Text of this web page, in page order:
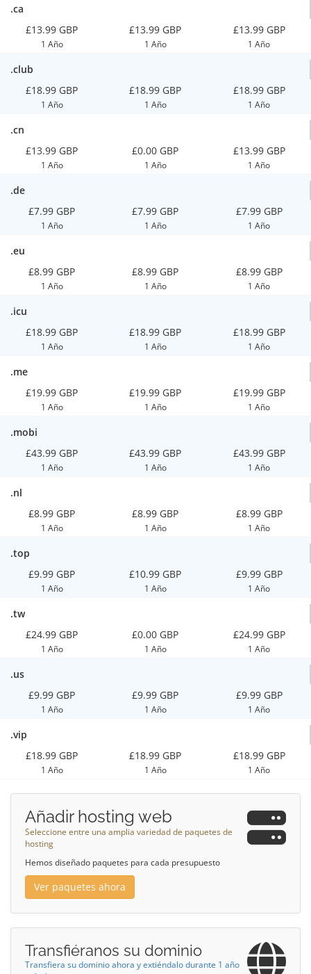
.ca
£13.99 GBP
1 Año
£13.99 GBP
1 Año
£13.99 GBP
1 Año
.club
£18.99 GBP
1 Año
£18.99 GBP
1 Año
£18.99 GBP
1 Año
.cn
£13.99 GBP
1 Año
£0.00 GBP
1 Año
£13.99 GBP
1 Año
.de
£7.99 GBP
1 Año
£7.99 GBP
1 Año
£7.99 GBP
1 Año
.eu
£8.99 GBP
1 Año
£8.99 GBP
1 Año
£8.99 GBP
1 Año
.icu
£18.99 GBP
1 Año
£18.99 GBP
1 Año
£18.99 GBP
1 Año
.me
£19.99 GBP
1 Año
£19.99 GBP
1 Año
£19.99 GBP
1 Año
.mobi
£43.99 GBP
1 Año
£43.99 GBP
1 Año
£43.99 GBP
1 Año
.nl
£8.99 GBP
1 Año
£8.99 GBP
1 Año
£8.99 GBP
1 Año
.top
£9.99 GBP
1 Año
£10.99 GBP
1 Año
£9.99 GBP
1 Año
.tw
£24.99 GBP
1 Año
£0.00 GBP
1 Año
£24.99 GBP
1 Año
.us
£9.99 GBP
1 Año
£9.99 GBP
1 Año
£9.99 GBP
1 Año
.vip
£18.99 GBP
1 Año
£18.99 GBP
1 Año
£18.99 GBP
1 Año
Añadir hosting web
Seleccione entre una amplia variedad de paquetes de
hosting
Hemos diseñado paquetes para cada presupuesto
Ver paquetes ahora
Transfiéranos su dominio
Transfiera su dominio ahora y extiéndalo durante 1 año